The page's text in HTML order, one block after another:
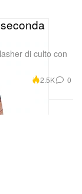
di culto con
2.5K 0